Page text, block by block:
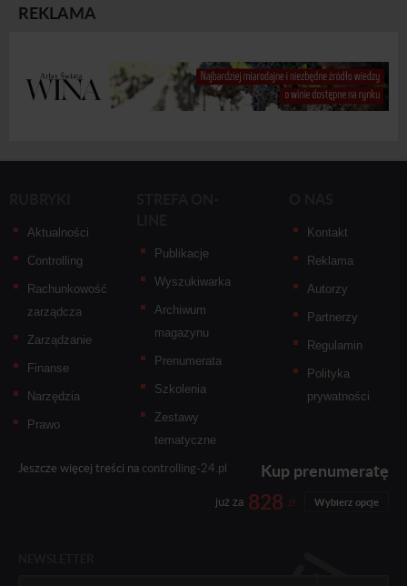
REKLAMA
Aktualności
Controlling
Rachunkowość
zarządcza
Zarządzanie
Finanse
Narzędzia
Prawo
Publikacje
Wyszukiwarka
Archiwum
magazynu
Prenumerata
Szkolenia
Zestawy
tematyczne
Kontakt
Reklama
Autorzy
Partnerzy
Regulamin
Polityka
prywatności
Jeszcze więcej treści na controlling-24.pl Kup prenumeratę
już za 828 zł Wybierz opcje